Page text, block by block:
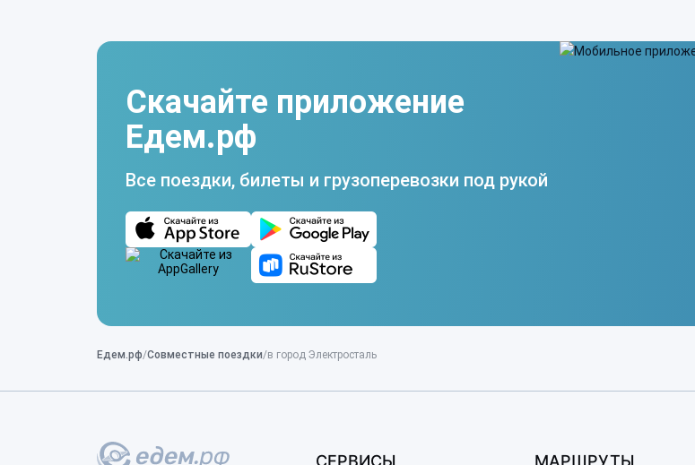
Скачайте приложение
Едем.рф
Все поездки, билеты и грузоперевозки под рукой
Едем.рф Совместные поездки в город Электросталь
СЕРВИСЫ МАРШРУТЫ